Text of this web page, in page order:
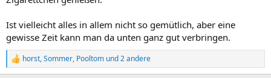
Ist vielleicht alles in allem nicht so gemütlich, aber eine
gewisse Zeit kann man da unten ganz gut verbringen.
R
e
horst,Sommer, Pooltom und 2 andere